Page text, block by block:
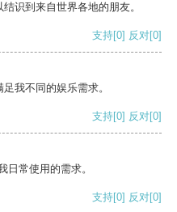
识到来自世界各地的朋友。
支持[0] 反对[0]
我不同的娱乐需求。
支持[0] 反对[0]
日常使用的需求。
支持[0] 反对[0]